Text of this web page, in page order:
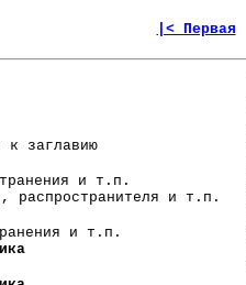
|< Первая
к заглавию
и т.п.
распространителя и т.п.
и т.п.